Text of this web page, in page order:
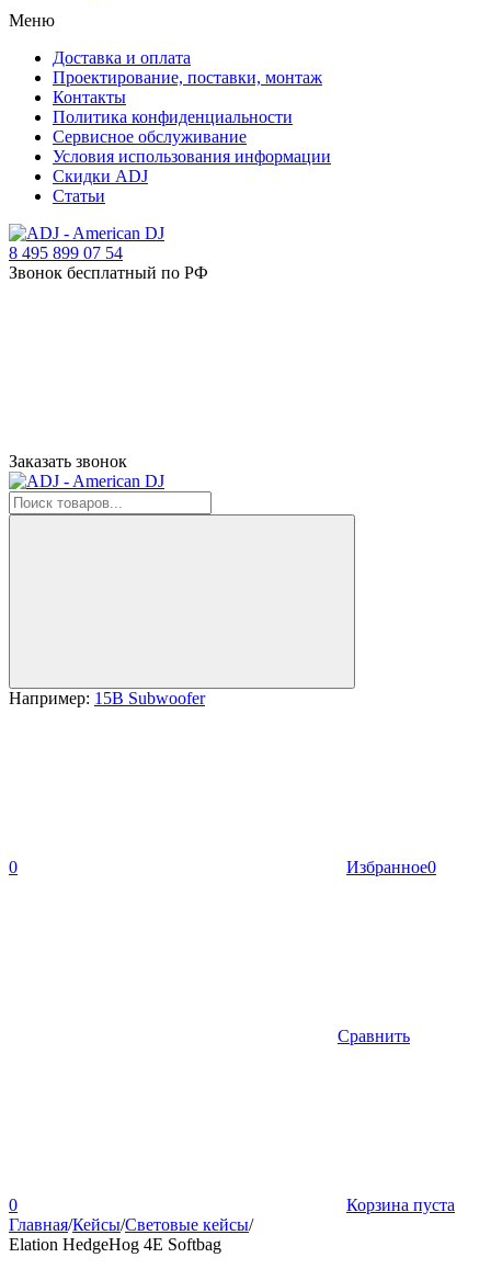
Меню
Доставка и оплата
Проектирование, поставки, монтаж
Контакты
Политика конфиденциальности
Сервисное обслуживание
Условия использования информации
Скидки ADJ
Статьи
8 495 899 07 54
Звонок бесплатный по РФ
Заказать звонок
Например: 15B Subwoofer
0 Избранное0
Сравнить
0
Корзина пуста
Главная/Кейсы/Световые кейсы/
Elation HedgeHog 4E Softbag